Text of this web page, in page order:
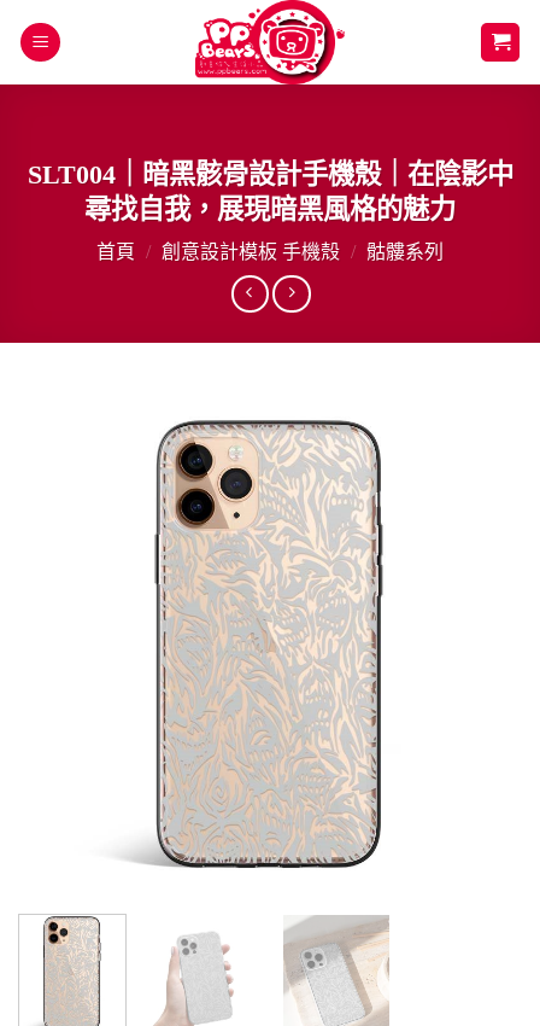
SLT004｜暗黑骸骨設計手機殼｜在陰影中
尋找自我，展現暗黑風格的魅力
首頁 / 創意設計模板 手機殼 / 骷髏系列